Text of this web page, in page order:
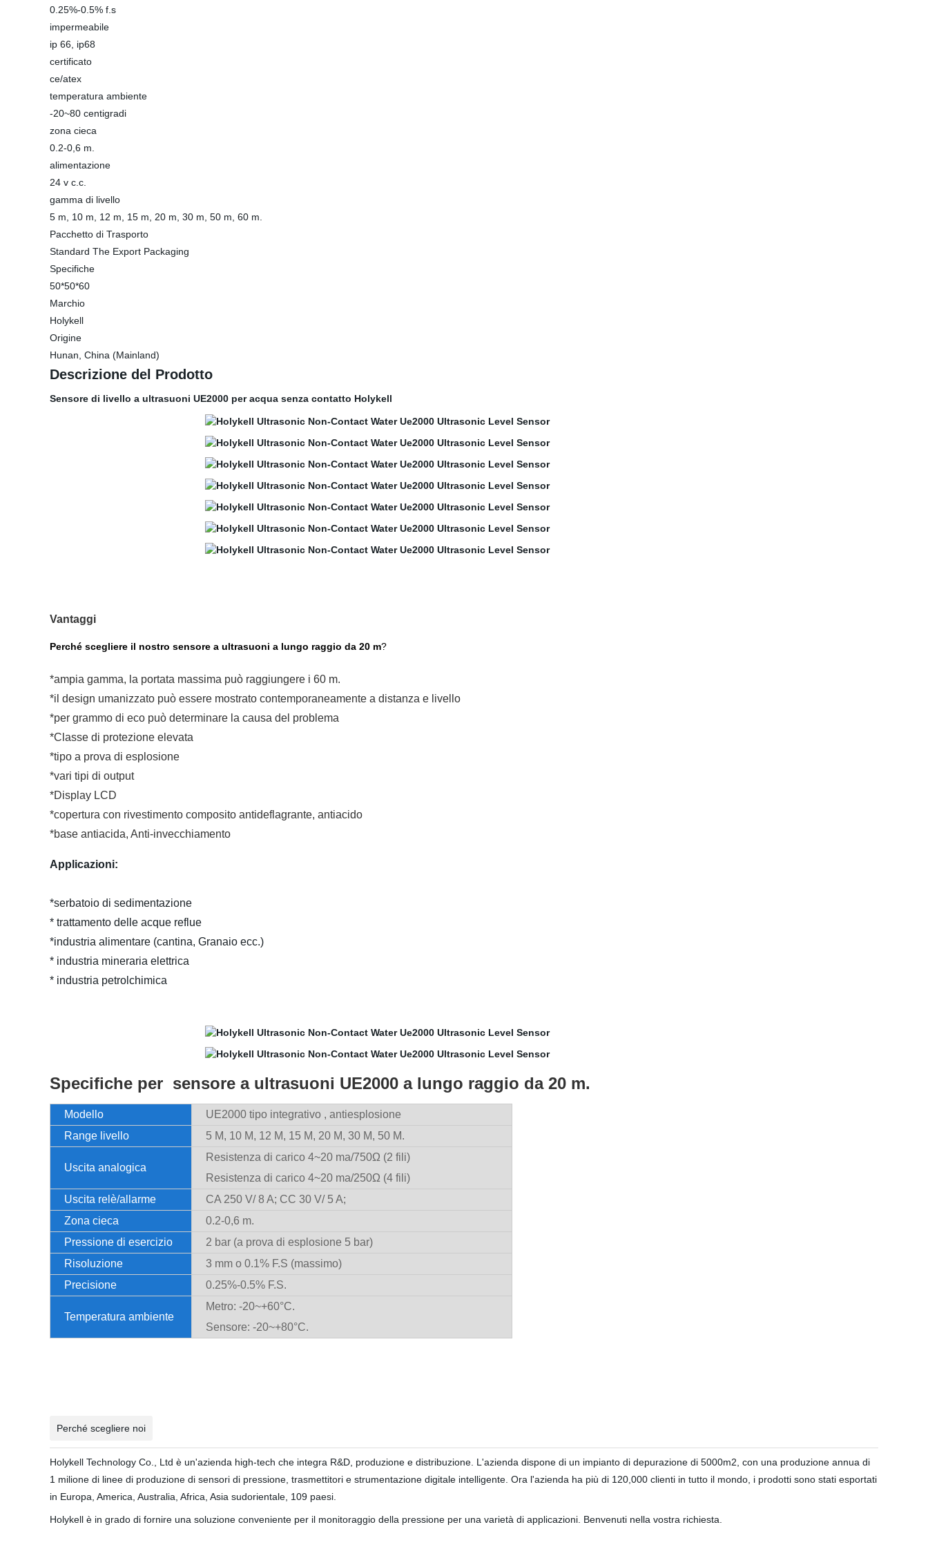
0.25%-0.5% f.s
impermeabile
ip 66, ip68
certificato
ce/atex
temperatura ambiente
-20~80 centigradi
zona cieca
0.2-0,6 m.
alimentazione
24 v c.c.
gamma di livello
5 m, 10 m, 12 m, 15 m, 20 m, 30 m, 50 m, 60 m.
Pacchetto di Trasporto
Standard The Export Packaging
Specifiche
50*50*60
Marchio
Holykell
Origine
Hunan, China (Mainland)
Descrizione del Prodotto
Sensore di livello a ultrasuoni UE2000 per acqua senza contatto Holykell
Vantaggi
Perché scegliere il nostro sensore a ultrasuoni a lungo raggio da 20 m?
*ampia gamma, la portata massima può raggiungere i 60 m.
*il design umanizzato può essere mostrato contemporaneamente a distanza e livello
*per grammo di eco può determinare la causa del problema
*Classe di protezione elevata
*tipo a prova di esplosione
*vari tipi di output
*Display LCD
*copertura con rivestimento composito antideflagrante, antiacido
*base antiacida, Anti-invecchiamento
Applicazioni:
*serbatoio di sedimentazione
* trattamento delle acque reflue
*industria alimentare (cantina, Granaio ecc.)
* industria mineraria elettrica
* industria petrolchimica
Specifiche per sensore a ultrasuoni UE2000 a lungo raggio da 20 m.
Modello
UE2000 tipo integrativo , antiesplosione
Range livello
5 M, 10 M, 12 M, 15 M, 20 M, 30 M, 50 M.
Uscita analogica
Resistenza di carico 4~20 ma/750Ω (2 fili)
Resistenza di carico 4~20 ma/250Ω (4 fili)
Uscita relè/allarme
CA 250 V/ 8 A; CC 30 V/ 5 A;
Zona cieca
0.2-0,6 m.
Pressione di esercizio
2 bar (a prova di esplosione 5 bar)
Risoluzione
3 mm o 0.1% F.S (massimo)
Precisione
0.25%-0.5% F.S.
Temperatura ambiente
Metro: -20~+60°C.
Sensore: -20~+80°C.
Perché scegliere noi
Holykell Technology Co., Ltd è un'azienda high-tech che integra R&D, produzione e distribuzione. L'azienda dispone di un impianto di depurazione di 5000m2, con una produzione annua di
1 milione di linee di produzione di sensori di pressione, trasmettitori e strumentazione digitale intelligente. Ora l'azienda ha più di 120,000 clienti in tutto il mondo, i prodotti sono stati esportati
in Europa, America, Australia, Africa, Asia sudorientale, 109 paesi.
Holykell è in grado di fornire una soluzione conveniente per il monitoraggio della pressione per una varietà di applicazioni. Benvenuti nella vostra richiesta.